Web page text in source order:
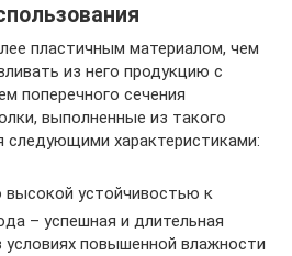
пластичным материалом, чем
из него продукцию с
поперечного сечения
выполненные из такого
следующими характеристиками:
высокой устойчивостью к
– успешная и длительная
условиях повышенной влажности